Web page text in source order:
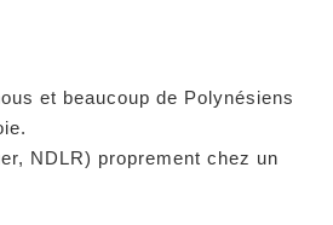
et beaucoup de Polynésiens
NDLR) proprement chez un